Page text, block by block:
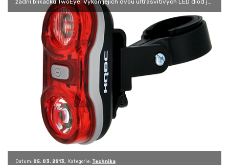
natolik…
Datum: 05. 03. 2013 Kategorie: Technika